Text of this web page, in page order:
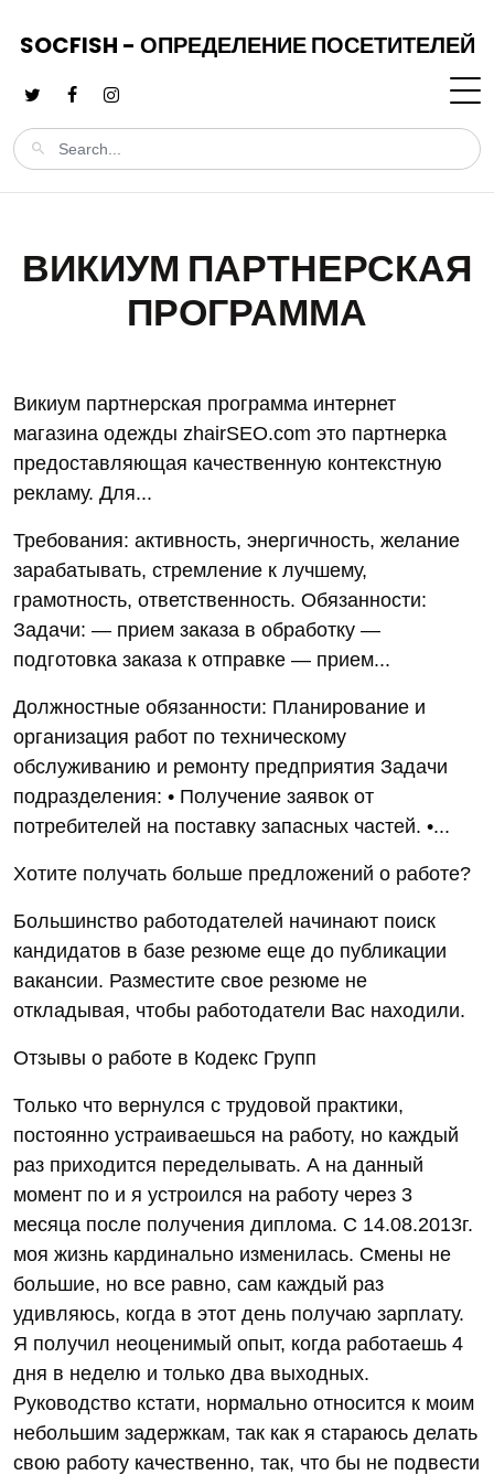
SOCFISH - ОПРЕДЕЛЕНИЕ ПОСЕТИТЕЛЕЙ
ВИКИУМ ПАРТНЕРСКАЯ
ПРОГРАММА
Викиум партнерская программа интернет
магазина одежды zhairSEO.com это партнерка
предоставляющая качественную контекстную
рекламу. Для...
Требования: активность, энергичность, желание
зарабатывать, стремление к лучшему,
грамотность, ответственность. Обязанности:
Задачи: — прием заказа в обработку —
подготовка заказа к отправке — прием...
Должностные обязанности: Планирование и
организация работ по техническому
обслуживанию и ремонту предприятия Задачи
подразделения: • Получение заявок от
потребителей на поставку запасных частей. •...
Хотите получать больше предложений о работе?
Большинство работодателей начинают поиск
кандидатов в базе резюме еще до публикации
вакансии. Разместите свое резюме не
откладывая, чтобы работодатели Вас находили.
Отзывы о работе в Кодекс Групп
Только что вернулся с трудовой практики,
постоянно устраиваешься на работу, но каждый
раз приходится переделывать. А на данный
момент по и я устроился на работу через 3
месяца после получения диплома. С 14.08.2013г.
моя жизнь кардинально изменилась. Смены не
большие, но все равно, сам каждый раз
удивляюсь, когда в этот день получаю зарплату.
Я получил неоценимый опыт, когда работаешь 4
дня в неделю и только два выходных.
Руководство кстати, нормально относится к моим
небольшим задержкам, так как я стараюсь делать
свою работу качественно, так, что бы не подвести